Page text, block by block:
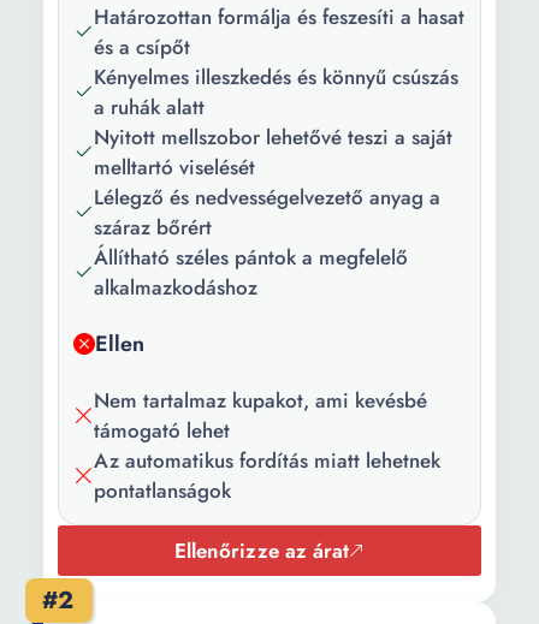
Határozottan formálja és feszesíti a hasat
és a csípőt
Kényelmes illeszkedés és könnyű csúszás
a ruhák alatt
Nyitott mellszobor lehetővé teszi a saját
melltartó viselését
Lélegző és nedvességelvezető anyag a
száraz bőrért
Állítható széles pántok a megfelelő
alkalmazkodáshoz
Ellen
Nem tartalmaz kupakot, ami kevésbé
támogató lehet
Az automatikus fordítás miatt lehetnek
pontatlanságok
Ellenőrizze az árat
#2